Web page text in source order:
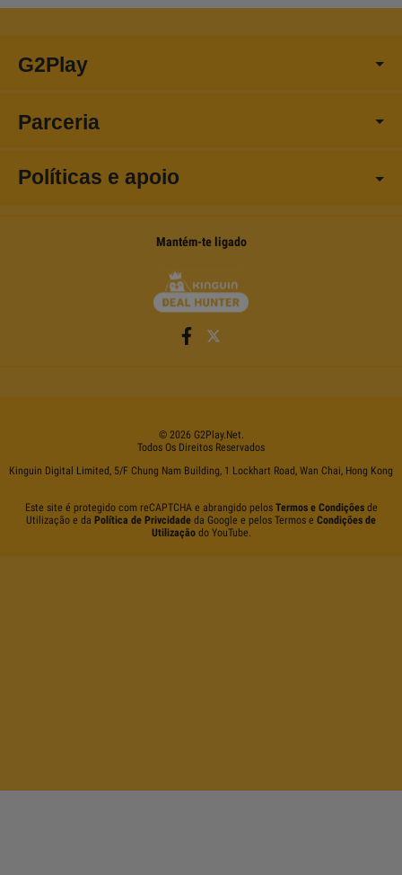
G2Play
Parceria
Políticas e apoio
Mantém-te ligado
© 2026 G2Play.net.
Todos Os Direitos Reservados
Kinguin Digital Limited, 5/F Chung Nam Building, 1 Lockhart Road, Wan Chai, Hong Kong
Este site é protegido com reCAPTCHA e abrangido pelos Termos e Condiçõesde
Utilização e da Política de Privcidade da Google e pelos Termos e Condições de
Utilizaçãodo YouTube.